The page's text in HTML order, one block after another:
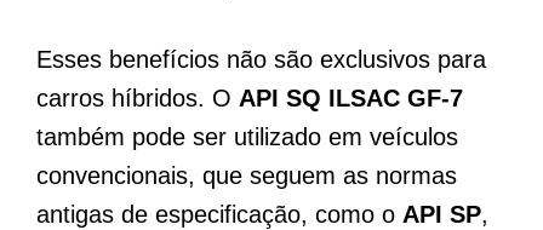
Esses benefícios não são exclusivos para
carros híbridos. O API SQ ILSAC GF-7
também pode ser utilizado em veículos
convencionais, que seguem as normas
antigas de especificação, como o API SP,